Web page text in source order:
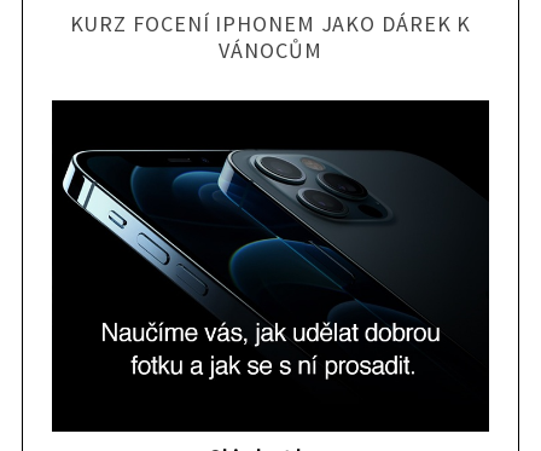
KURZ FOCENÍ IPHONEM JAKO DÁREK K
VÁNOCŮM